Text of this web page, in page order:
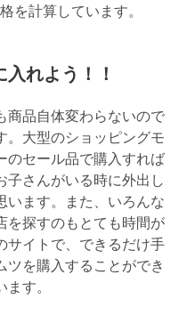
を計算しています。
れよう！！
商品自体変わらないので
。大型のショッピングモ
のセール品で購入すれば
子さんがいる時に外出し
います。また、いろんな
を探すのもとても時間が
サイトで、できるだけ手
ツを購入することができ
す。